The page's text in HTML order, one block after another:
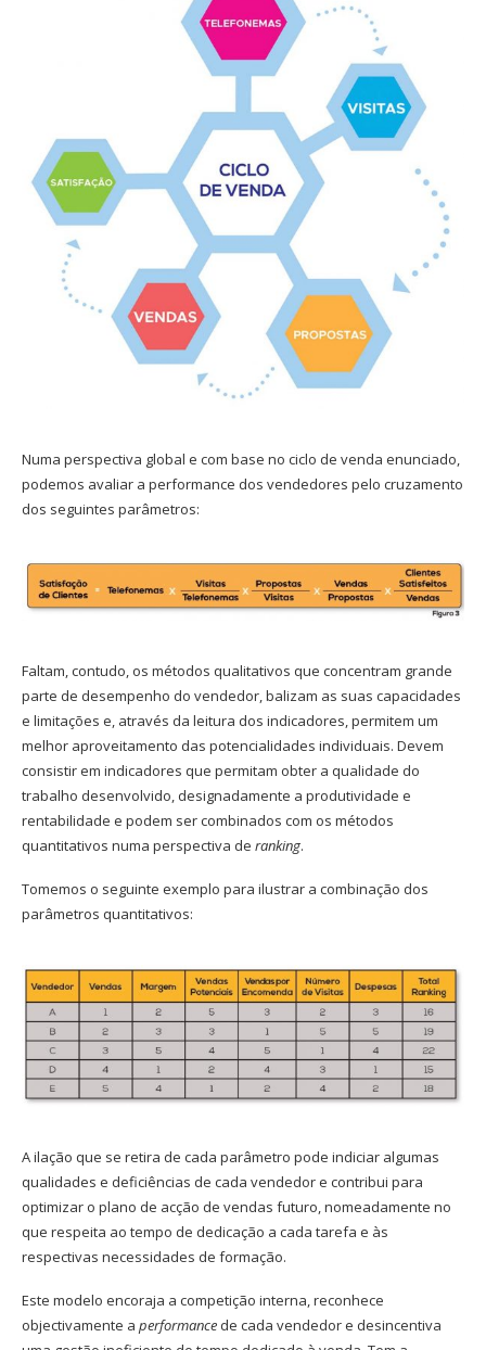
Numa perspectiva global e com base no ciclo de venda enunciado,
podemos avaliar a performance dos vendedores pelo cruzamento
dos seguintes parâmetros:
Faltam, contudo, os métodos qualitativos que concentram grande
parte de desempenho do vendedor, balizam as suas capacidades
e limitações e, através da leitura dos indicadores, permitem um
melhor aproveitamento das potencialidades individuais. Devem
consistir em indicadores que permitam obter a qualidade do
trabalho desenvolvido, designadamente a produtividade e
rentabilidade e podem ser combinados com os métodos
quantitativos numa perspectiva de ranking.
Tomemos o seguinte exemplo para ilustrar a combinação dos
parâmetros quantitativos:
A ilação que se retira de cada parâmetro pode indiciar algumas
qualidades e deficiências de cada vendedor e contribui para
optimizar o plano de acção de vendas futuro, nomeadamente no
que respeita ao tempo de dedicação a cada tarefa e às
respectivas necessidades de formação.
Este modelo encoraja a competição interna, reconhece
objectivamente a performance de cada vendedor e desincentiva